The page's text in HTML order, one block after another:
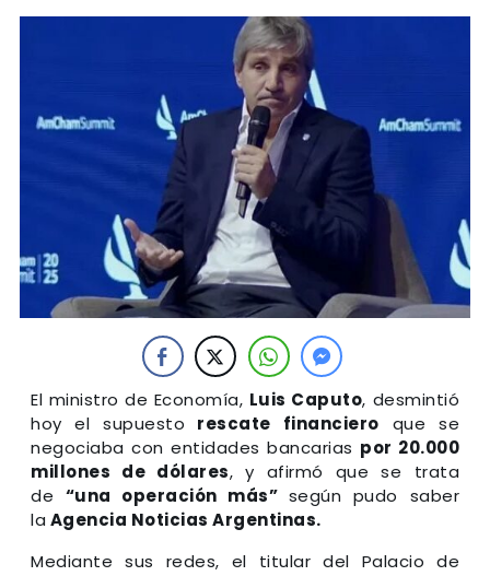
El ministro de Economía, Luis Caputo, desmintió
hoy el supuesto rescate financiero que se
negociaba con entidades bancarias por 20.000
millones de dólares, y afirmó que se trata
de “una operación más” según pudo saber
la Agencia Noticias Argentinas.
Mediante sus redes, el titular del Palacio de